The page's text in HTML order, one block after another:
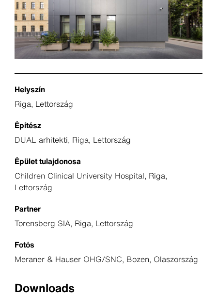
Helyszín
Riga, Lettország
Építész
DUAL arhitekti, Riga, Lettország
Épület tulajdonosa
Children Clinical University Hospital, Riga,
Lettország
Partner
Torensberg SIA, Riga, Lettország
Fotós
Meraner & Hauser OHG/SNC, Bozen, Olaszország
Downloads